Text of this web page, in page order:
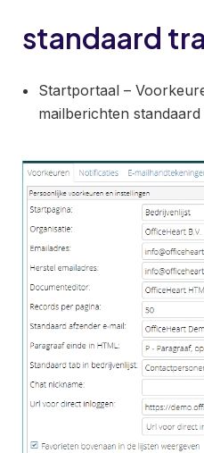
standaard
Startportaal –
mailberichten